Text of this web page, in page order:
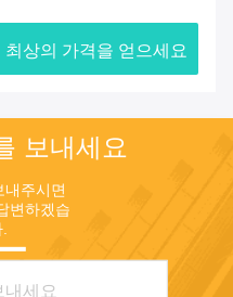
최상의 가격을 얻으세요
보내세요
내주시면
변하겠습